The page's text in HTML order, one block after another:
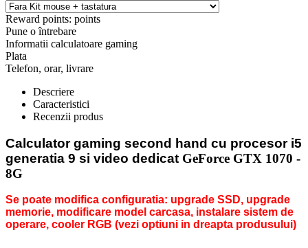
Reward points: points
Pune o întrebare
Informatii calculatoare gaming
Plata
Telefon, orar, livrare
Descriere
Caracteristici
Recenzii produs
Calculator gaming second hand cu procesor i5
generatia 9 si video dedicat GeForce GTX 1070 -
8G
Se poate modifica configuratia: upgrade SSD, upgrade
memorie, modificare model carcasa, instalare sistem de
operare, cooler RGB (vezi optiuni in dreapta produsului)